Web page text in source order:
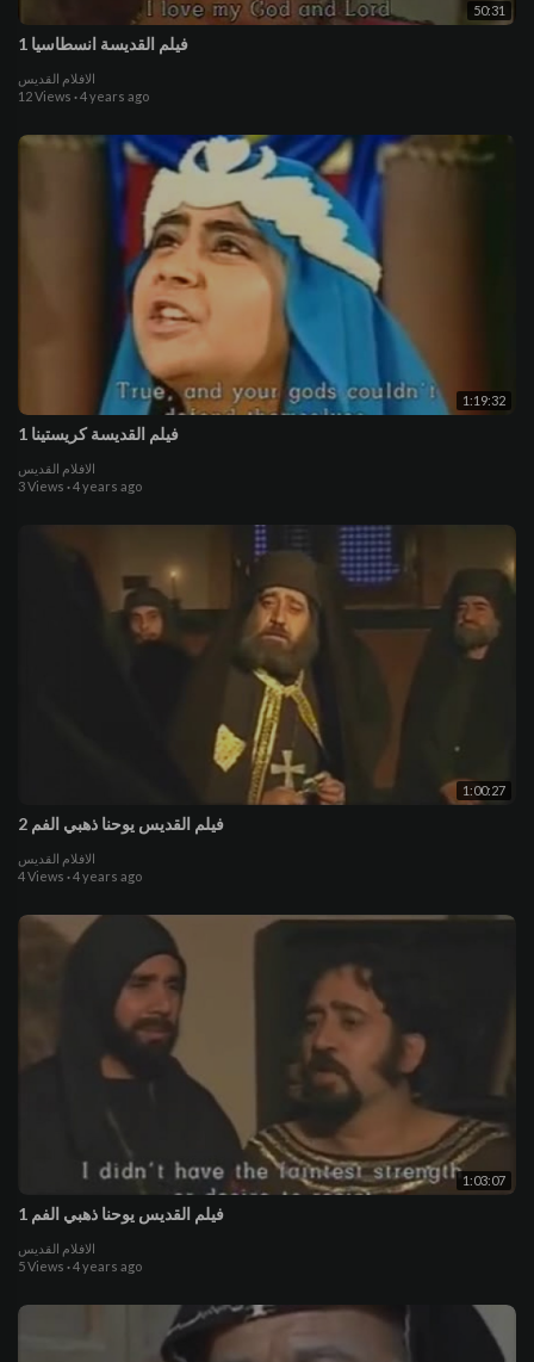
50:31
فيلم القديسة انسطاسيا 1
الافلام القديس
12 Views ·4 years ago
1:19:32
فيلم القديسة كريستينا 1
الافلام القديس
3 Views ·4 years ago
1:00:27
فيلم القديس يوحنا ذهبي الفم 2
الافلام القديس
4 Views ·4 years ago
1:03:07
فيلم القديس يوحنا ذهبي الفم 1
الافلام القديس
5 Views ·4 years ago